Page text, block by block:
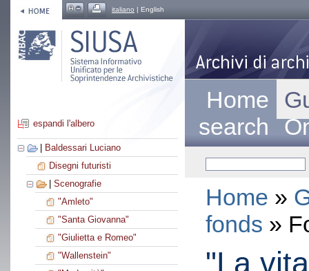
italiano | English
espandi l'albero
Baldessari Luciano
Disegni futuristi
Scenografie
"Amleto"
"Santa Giovanna"
"Giulietta e Romeo"
"Wallenstein"
Home
search
Home »
fonds »
"La